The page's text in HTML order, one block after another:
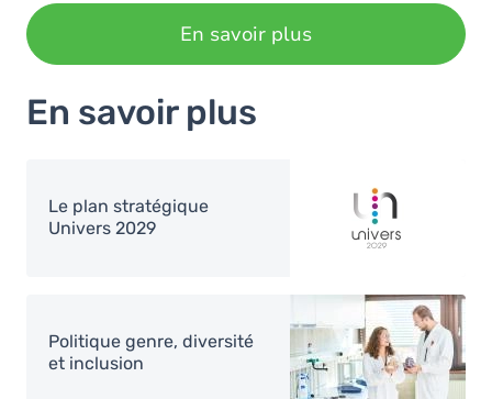
En savoir plus
En savoir plus
Le plan stratégique
Univers 2029
Politique genre, diversité
et inclusion